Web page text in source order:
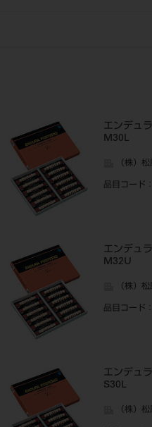
エンデ
M30L
（株）松
品目コード
エンデ
M32U
（株）松
品目コード
エンデ
S30L
（株）松